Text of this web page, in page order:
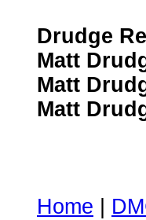
Drudge
Matt
Matt
Matt
Home